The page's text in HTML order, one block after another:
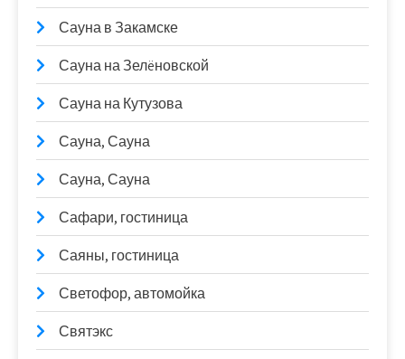
Сауна в Закамске
Сауна на Зелëновской
Сауна на Кутузова
Сауна, Сауна
Сауна, Сауна
Сафари, гостиница
Саяны, гостиница
Светофор, автомойка
Святэкс